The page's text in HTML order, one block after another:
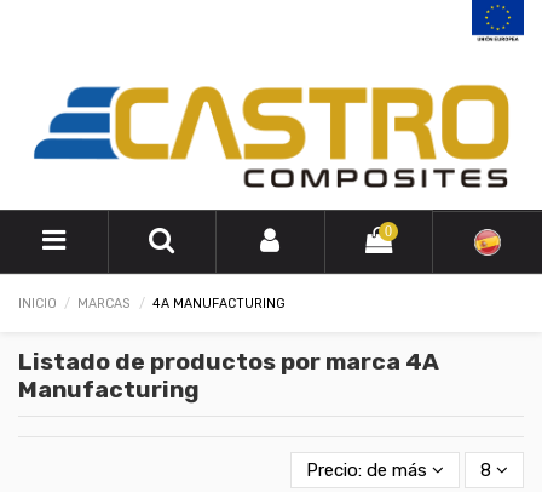
0
INICIO MARCAS 4A MANUFACTURING
Listado de productos por marca 4A
Manufacturing
Precio: de más bajo a más
8